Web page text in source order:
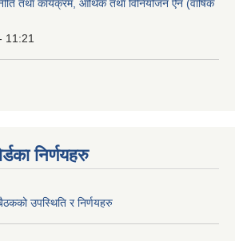
तथा कार्यक्रम, आर्थिक तथा विनियोजन ऐन (वार्षिक
11:21
निर्णयहरु
उपस्थिति र निर्णयहरु